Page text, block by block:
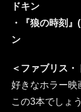
ドキン
・『狼の時刻
ン
＜ファブリス
好きなホラー映
この3本でしょう